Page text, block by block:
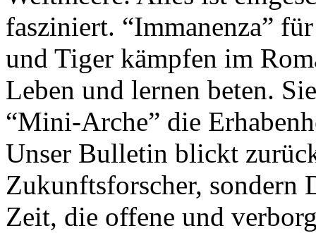
fasziniert. “Immanenza”
und Tiger kämpfen im
Leben und lernen beten.
“Mini-Arche” die
Unser Bulletin blickt
Zukunftsforscher, sondern
Zeit, die offene und